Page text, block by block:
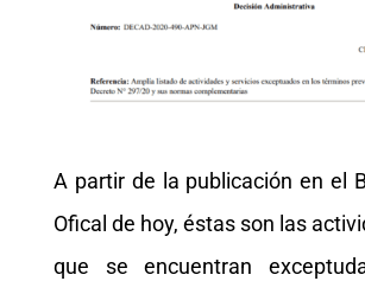
A partir de la publicación en el
Ofical de hoy, éstas son las
que se encuentran